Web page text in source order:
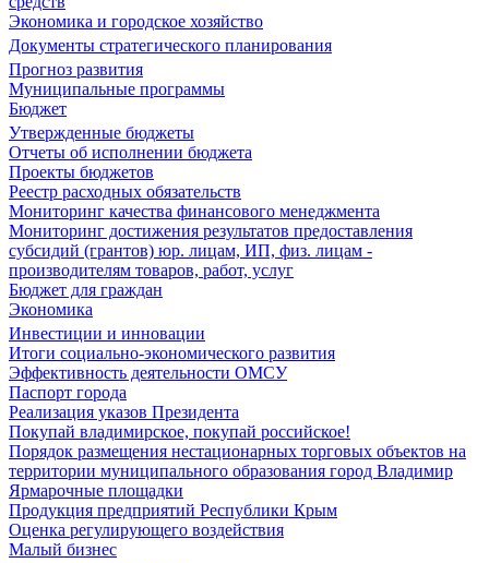
Экономика и городское хозяйство
Документы стратегического планирования
Прогноз развития
Муниципальные программы
Бюджет
Утвержденные бюджеты
Отчеты об исполнении бюджета
Проекты бюджетов
Реестр расходных обязательств
Мониторинг качества финансового менеджмента
Мониторинг достижения результатов предоставления
субсидий (грантов) юр. лицам, ИП, физ. лицам -
производителям товаров, работ, услуг
Бюджет для граждан
Экономика
Инвестиции и инновации
Итоги социально-экономического развития
Эффективность деятельности ОМСУ
Паспорт города
Реализация указов Президента
Покупай владимирское, покупай российское!
Порядок размещения нестационарных торговых объектов на
территории муниципального образования город Владимир
Ярмарочные площадки
Продукция предприятий Республики Крым
Оценка регулирующего воздействия
Малый бизнес